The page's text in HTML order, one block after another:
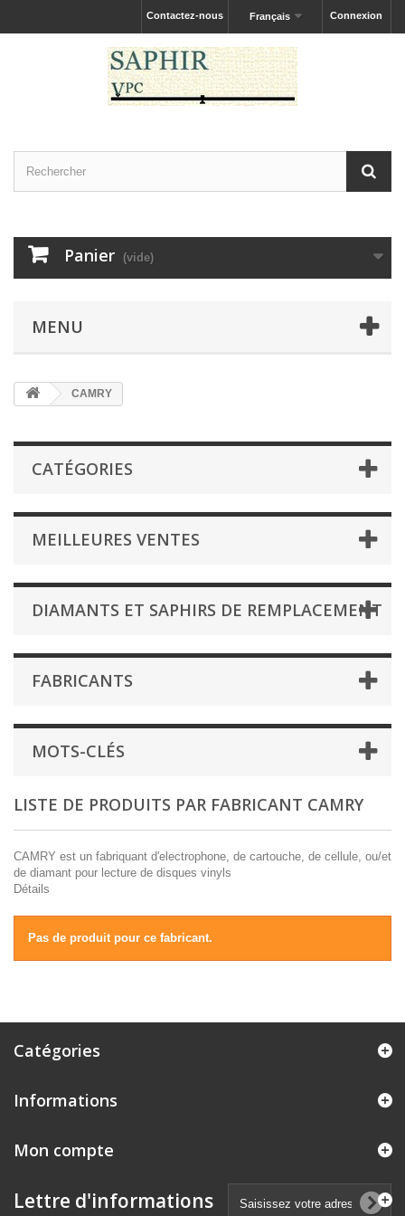
Connexion
Français
Contactez-nous
Panier (vide)
MENU
CAMRY
CATÉGORIES
MEILLEURES VENTES
DIAMANTS ET SAPHIRS DE REMPLACEMENT
FABRICANTS
MOTS-CLÉS
LISTE DE PRODUITS PAR FABRICANT CAMRY
CAMRY est un fabriquant d'electrophone, de cartouche, de cellule, ou/et
de diamant pour lecture de disques vinyls
Détails
Pas de produit pour ce fabricant.
Catégories
Informations
Mon compte
Lettre d'informations